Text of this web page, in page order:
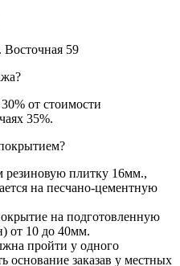
Восточная 59
от стоимости
35%.
резиновую плитку 16мм.,
на песчано-цементную
на подготовленную
от 10 до 40мм.
пройти у одного
основание заказав у местных